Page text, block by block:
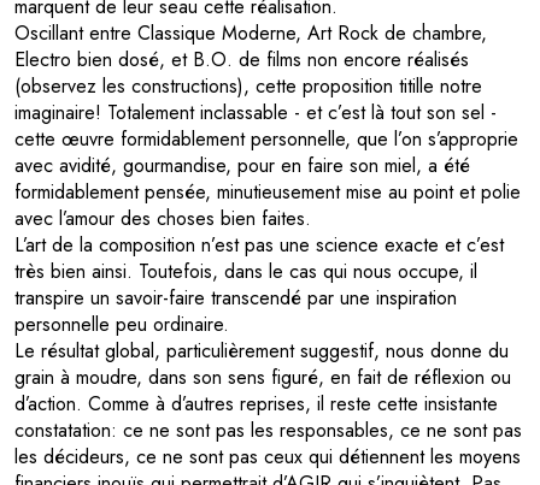
marquent de leur seau cette réalisation.
Oscillant entre Classique Moderne, Art Rock de chambre,
Electro bien dosé, et B.O. de films non encore réalisés
(observez les constructions), cette proposition titille notre
imaginaire! Totalement inclassable - et c’est là tout son sel -
cette œuvre formidablement personnelle, que l’on s’approprie
avec avidité, gourmandise, pour en faire son miel, a été
formidablement pensée, minutieusement mise au point et polie
avec l’amour des choses bien faites.
L’art de la composition n’est pas une science exacte et c’est
très bien ainsi. Toutefois, dans le cas qui nous occupe, il
transpire un savoir-faire transcendé par une inspiration
personnelle peu ordinaire.
Le résultat global, particulièrement suggestif, nous donne du
grain à moudre, dans son sens figuré, en fait de réflexion ou
d’action. Comme à d’autres reprises, il reste cette insistante
constatation: ce ne sont pas les responsables, ce ne sont pas
les décideurs, ce ne sont pas ceux qui détiennent les moyens